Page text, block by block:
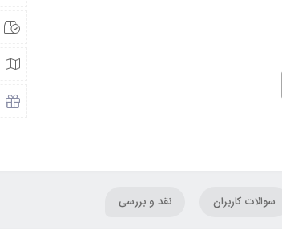
سوالات کاربران نقد و بررسی